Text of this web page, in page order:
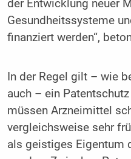
der Entwicklung neuer
Gesundheitssysteme
finanziert werden“,
In der Regel gilt – wie
auch – ein
müssen Arzneimittel
vergleichsweise sehr
als geistiges Eigentum